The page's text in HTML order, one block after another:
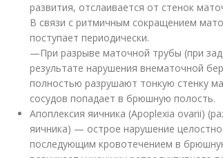
развития, отслаивается от стенок
В связи с ритмичным сокращением
поступает периодически.
—При разрыве маточной трубы (при
результате нарушения внематочной
полностью разрушают тонкую стенку
сосудов попадает в брюшную полость.
Апоплексия яичника (Apoplexia ovarii)
яичника) — острое нарушение
последующим кровотечением в